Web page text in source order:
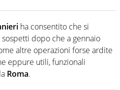
ha consentito che si
dopo che a gennaio
altre operazioni forse ardite
eppure utili, funzionali
Roma.